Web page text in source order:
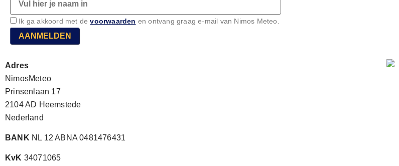
Ik ga akkoord met devoorwaarden en ontvang graag e-mail van Nimos Meteo.
AANMELDEN
Adres
NimosMeteo
Prinsenlaan 17
2104 AD Heemstede
Nederland
BANK NL 12 ABNA 0481476431
KvK 34071065